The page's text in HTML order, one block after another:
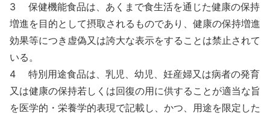
3 保健機能食品は、あくまで食生活を通じた健康の保持
増進を目的として摂取されるものであり、健康の保持増進
効果等につき虚偽又は誇大な表示をすることは禁止されて
いる。
4 特別用途食品は、乳児、幼児、妊産婦又は病者の発育
又は健康の保持若しくは回復の用に供することが適当な旨
を医学的・栄養学的表現で記載し、かつ、用途を限定した